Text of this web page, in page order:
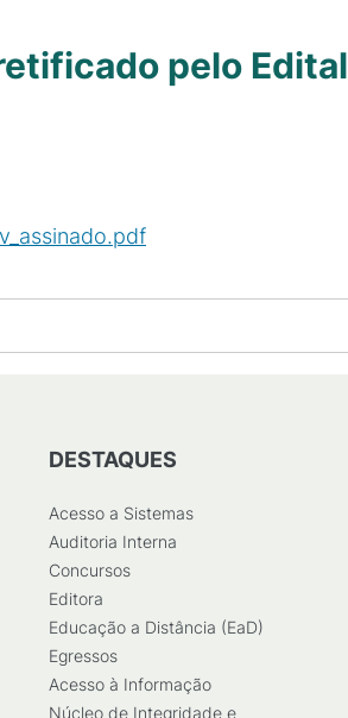
pelo
DESTAQUES
Acesso a Sistemas
Auditoria Interna
Concursos
Editora
Educação a Distância (EaD)
Egressos
Acesso à Informação
Núcleo de Integridade e